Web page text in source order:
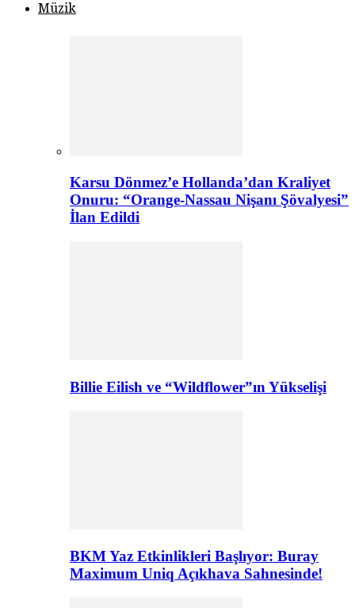
Müzik
Karsu Dönmez’e Hollanda’dan Kraliyet
Onuru: “Orange-Nassau Nişanı Şövalyesi”
İlan Edildi
Billie Eilish ve “Wildflower”ın Yükselişi
BKM Yaz Etkinlikleri Başlıyor: Buray
Maximum Uniq Açıkhava Sahnesinde!